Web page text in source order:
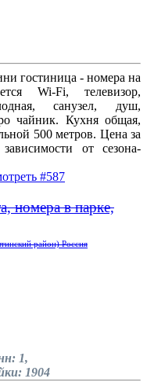
гостиница - номера на
Wi-Fi, телевизор,
санузел, душ,
чайник. Кухня общая,
500 метров. Цена за
от сезона-
#587
номера в парке,
район) Россия
1,
1904